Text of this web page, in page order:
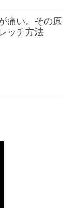
痛い。その原
ッチ方法